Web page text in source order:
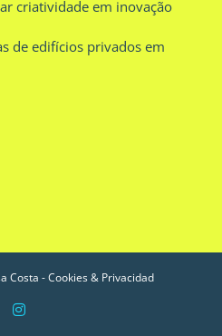
criatividade em inovação
de edifícios privados em
Costa -Cookies & Privacidad
Instagram